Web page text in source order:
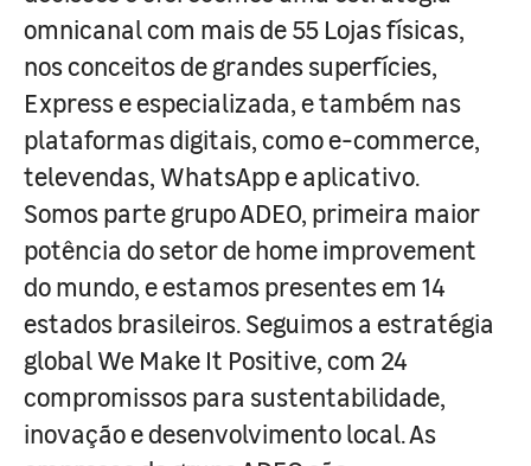
omnicanal com mais de 55 Lojas físicas,
nos conceitos de grandes superfícies,
Express e especializada, e também nas
plataformas digitais, como e-commerce,
televendas, WhatsApp e aplicativo.
Somos parte grupo ADEO, primeira maior
potência do setor de home improvement
do mundo, e estamos presentes em 14
estados brasileiros. Seguimos a estratégia
global We Make It Positive, com 24
compromissos para sustentabilidade,
inovação e desenvolvimento local. As